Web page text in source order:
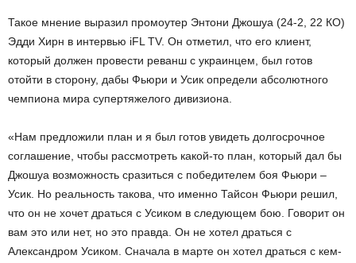
Такое мнение выразил промоутер Энтони Джошуа (24-2, 22 КО)
Эдди Хирн в интервью iFL TV. Он отметил, что его клиент,
который должен провести реванш с украинцем, был готов
отойти в сторону, дабы Фьюри и Усик определи абсолютного
чемпиона мира супертяжелого дивизиона.
«Нам предложили план и я был готов увидеть долгосрочное
соглашение, чтобы рассмотреть какой-то план, который дал бы
Джошуа возможность сразиться с победителем боя Фьюри –
Усик. Но реальность такова, что именно Тайсон Фьюри решил,
что он не хочет драться с Усиком в следующем бою. Говорит он
вам это или нет, но это правда. Он не хотел драться с
Александром Усиком. Сначала в марте он хотел драться с кем-